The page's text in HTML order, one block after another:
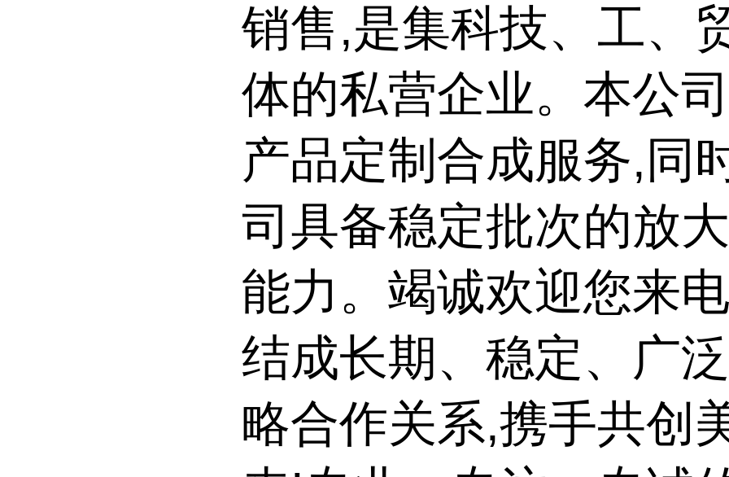
销售,是集科技、工、
体的私营企业。本公
产品定制合成服务,同
司具备稳定批次的放
能力。竭诚欢迎您来
结成长期、稳定、广
略合作关系,携手共创